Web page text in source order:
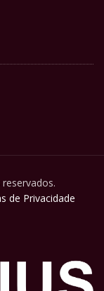
de Privacidade